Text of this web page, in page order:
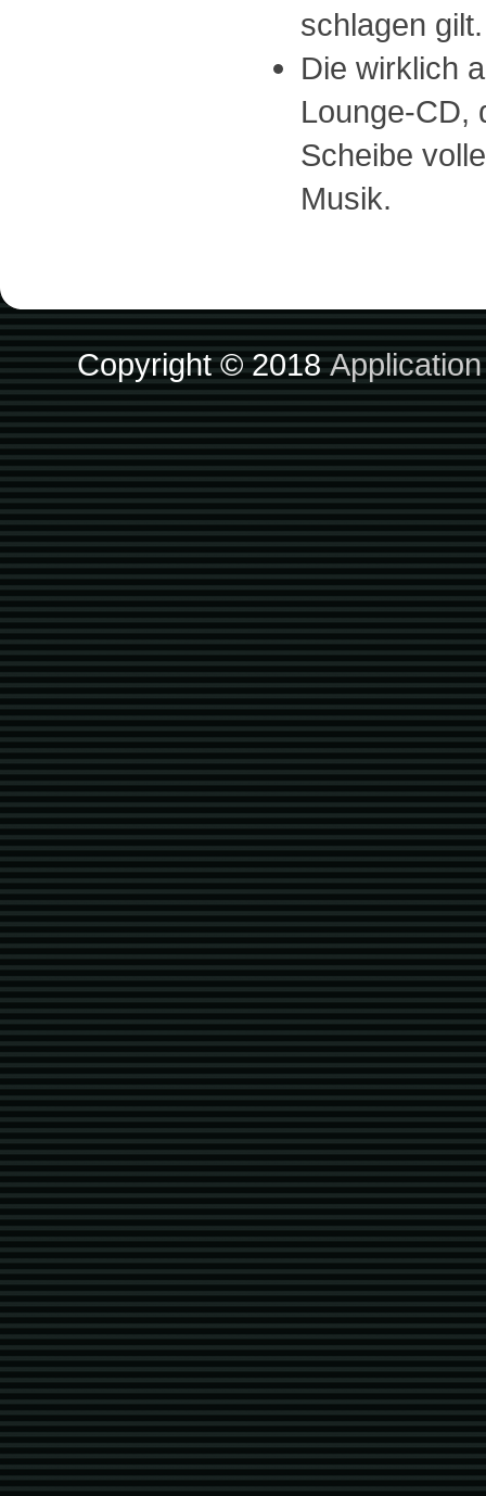
schlagen gilt.
Die wirklich
Lounge-CD,
Scheibe
Musik.
Copyright © 2018